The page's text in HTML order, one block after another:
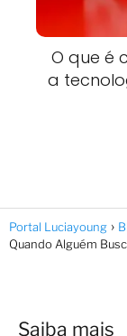
O que é
a
Portal Luciayoung
Quando Alguém
Saiba mais